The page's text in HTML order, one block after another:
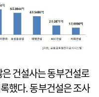
건설사는 동부건설로
했다. 동부건설은 조사